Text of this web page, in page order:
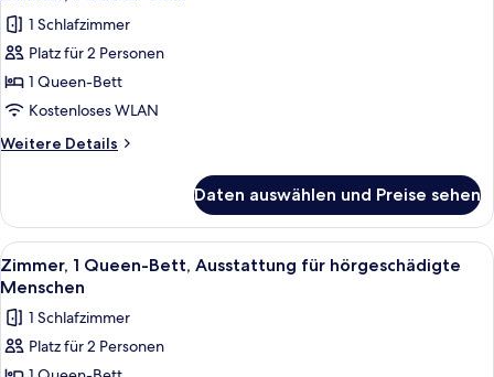
Fotos
für
Zimmer,
1
Queen-
Bett
anzeigen
1 Schlafzimmer
Platz für 2 Personen
1 Queen-Bett
Kostenloses WLAN
Weitere Details
Weitere
1
Queen-
Bett
Daten auswählen und Preise sehen
Alle
Fotos
für
Zimmer,
1
Bettwäsche aus ägyptischer
7
Zimmer, 1 Queen-Bett, Ausstattung für hörgeschädigte
Menschen
1 Schlafzimmer
Platz für 2 Personen